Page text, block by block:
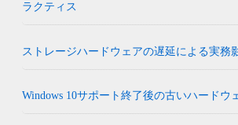
ラクティス
ストレージハードウェアの遅延による実務
Windows 10サポート終了後の古いハードウ